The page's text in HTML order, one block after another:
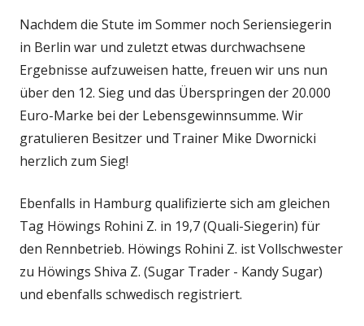
Nachdem die Stute im Sommer noch Seriensiegerin
in Berlin war und zuletzt etwas durchwachsene
Ergebnisse aufzuweisen hatte, freuen wir uns nun
über den 12. Sieg und das Überspringen der 20.000
Euro-Marke bei der Lebensgewinnsumme. Wir
gratulieren Besitzer und Trainer Mike Dwornicki
herzlich zum Sieg!
Ebenfalls in Hamburg qualifizierte sich am gleichen
Tag Höwings Rohini Z. in 19,7 (Quali-Siegerin) für
den Rennbetrieb. Höwings Rohini Z. ist Vollschwester
zu Höwings Shiva Z. (Sugar Trader - Kandy Sugar)
und ebenfalls schwedisch registriert.